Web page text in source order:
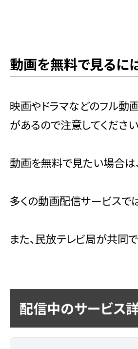
動画を無料で見るに
映画やドラマなどのフル動
があるので注意してください
動画を無料で見たい場合は
多くの動画配信サービスで
また、民放テレビ局が共
配信中のサービス